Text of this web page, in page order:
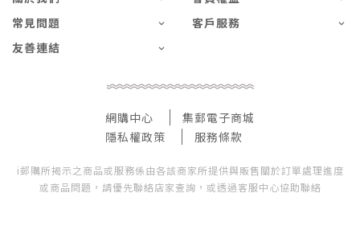
常見問題
客戶服務
友善連結
網購中心
集郵電子商城
隱私權政策
服務條款
i郵購所揭示之商品或服務係由各該商家所提供與販售關於訂單處理進度
或商品問題，請優先聯絡店家查詢，或透過客服中心協助聯絡